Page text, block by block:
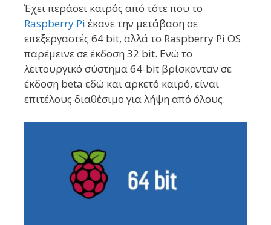
Έχει περάσει καιρός από τότε που το
Raspberry Pi έκανε την μετάβαση σε
επεξεργαστές 64 bit, αλλά το Raspberry Pi OS
παρέμεινε σε έκδοση 32 bit. Ενώ το
λειτουργικό σύστημα 64-bit βρίσκονταν σε
έκδοση beta εδώ και αρκετό καιρό, είναι
επιτέλους διαθέσιμο για λήψη από όλους.